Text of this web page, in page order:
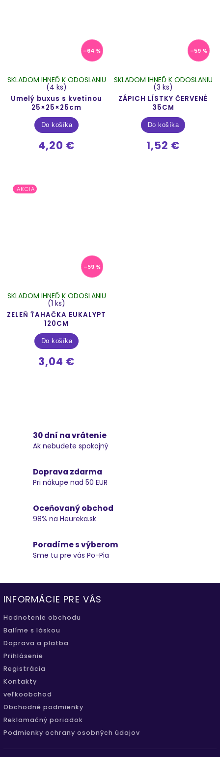
–64 %
Umelý buxus s kvetinou
25×25×25cm
SKLADOM IHNEĎ K ODOSLANIU
(4 ks)
4,20 €
Do košíka
–59 %
ZÁPICH LÍSTKY ČERVENÉ
35CM
SKLADOM IHNEĎ K ODOSLANIU
(3 ks)
1,52 €
Do košíka
AKCIA
–59 %
ZELEŇ ŤAHAČKA EUKALYPT
120CM
SKLADOM IHNEĎ K ODOSLANIU
(1 ks)
3,04 €
Do košíka
30 dní na vrátenie
Ak nebudete spokojný
Doprava zdarma
Pri nákupe nad 50 EUR
Oceňovaný obchod
98% na Heureka.sk
Poradíme s výberom
Sme tu pre vás Po-Pia
INFORMÁCIE PRE VÁS
Hodnotenie obchodu
Balíme s láskou
Doprava a platba
Prihlásenie
Registrácia
Kontakty
veľkoobchod
Obchodné podmienky
Reklamačný poriadok
Podmienky ochrany osobných údajov